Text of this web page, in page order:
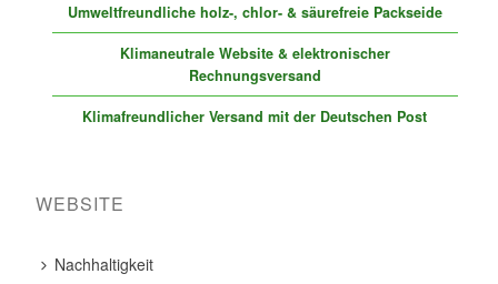
Umweltfreundliche holz-, chlor- & säurefreie Packseide
Klimaneutrale Website & elektronischer
Rechnungsversand
Klimafreundlicher Versand mit der Deutschen Post
WEBSITE
Nachhaltigkeit